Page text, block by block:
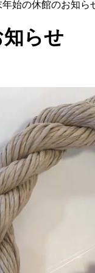
年始の休館のお知ら
らせ